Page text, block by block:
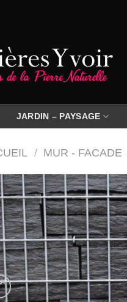
JARDIN – PAYSAGE
/ MUR - FACADE